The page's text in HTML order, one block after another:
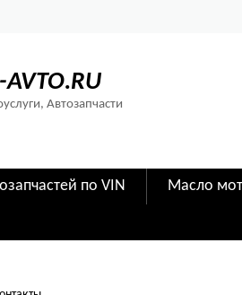
AVTO.RU
Автозапчасти
по VIN Масло